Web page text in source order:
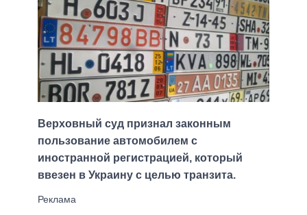
Верховный суд признал законным
пользование автомобилем с
иностранной регистрацией, который
ввезен в Украину с целью транзита.